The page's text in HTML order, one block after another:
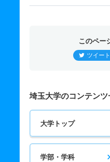
このペー
ツイート
埼玉大学のコンテンツ
大学トップ
学部・学科